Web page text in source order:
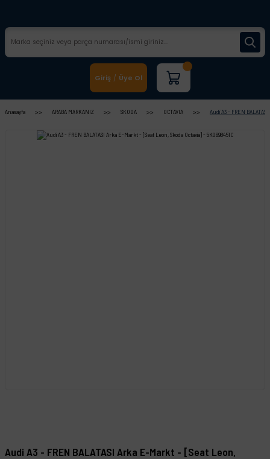
Giriş / Üye Ol
Anasayfa ARABA MARKANIZ SKODA OCTAVIA Audi A3 - FREN
Audi A3 - FREN BALATASI Arka E-Markt - [Seat Leon,